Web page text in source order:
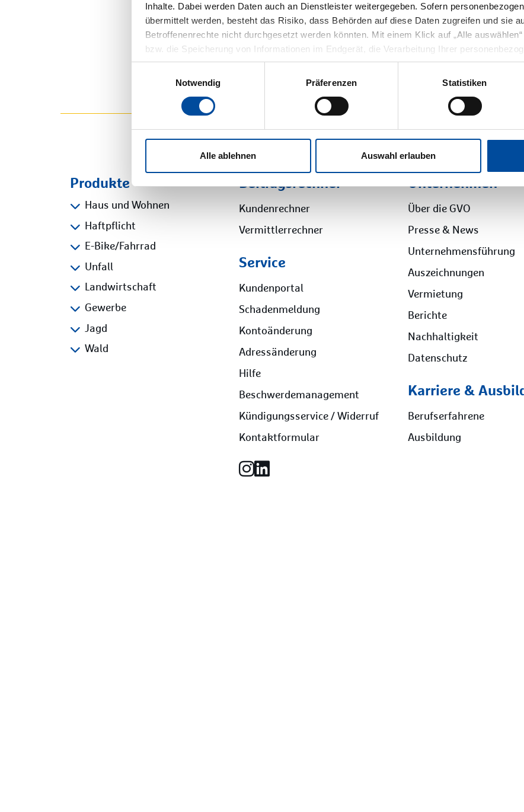
Inhalte. Dabei werden Daten auch an Dienstleister weitergegeben. Sofern
übermittelt werden, besteht das Risiko, dass Behörden auf diese Daten zugreifen und sie
Betroffenenrechte nicht durchgesetzt werden könnten. Mit einem Klick auf „Alle
bzw. die Speicherung von Informationen im Endgerät, die Verarbeitung Ihrer
Übermittlung Ihrer Daten in Drittländer ausdrücklich ein. Sie können Ihre Einwilligung
Informationen finden Sie hierzu in unserer Datenschutzerklärung unter dem Punkt
Notwendig
Präferenzen Statistiken
Alle ablehnen Auswahl erlauben
Stand 31.08.2023
Produkte
Haus und Wohnen
Haftpflicht
E-Bike/Fahrrad
Unfall
Landwirtschaft
Gewerbe
Jagd
Wald
Beitragsrechner
Kundenrechner
Vermittlerrechner
Service
Kundenportal
Schadenmeldung
Kontoänderung
Adressänderung
Hilfe
Beschwerdemanagement
Kündigungsservice / Widerruf
Kontaktformular
Unternehmen
Über die GVO
Presse & News
Unternehmensführung
Auszeichnungen
Vermietung
Berichte
Nachhaltigkeit
Datenschutz
Karriere &
Berufserfahrene
Ausbildung